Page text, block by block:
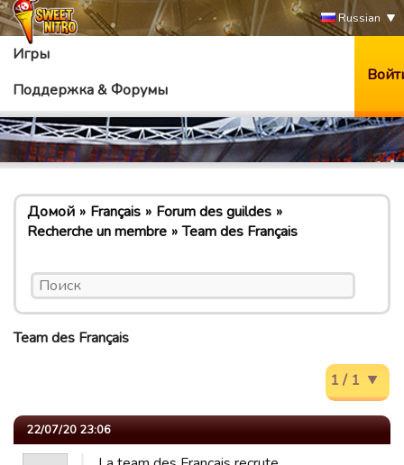
Russian
Игры
Поддержка & Форумы
Домой Français
Forum des guildes
Recherche un membre
Team des Français
Team des Français
1 / 1
22/07/20 23:06